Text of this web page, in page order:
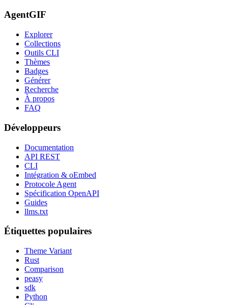
AgentGIF
Explorer
Collections
Outils CLI
Thèmes
Badges
Générer
Recherche
À propos
FAQ
Développeurs
Documentation
API REST
CLI
Intégration & oEmbed
Protocole Agent
Spécification OpenAPI
Guides
llms.txt
Étiquettes populaires
Theme Variant
Rust
Comparison
peasy
sdk
Python